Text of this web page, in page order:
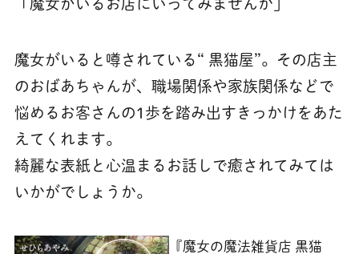
「魔女がいるお店にいってみませんか」
魔女がいると噂されている“ 黒猫屋”。その店主
のおばあちゃんが、職場関係や家族関係などで
悩めるお客さんの1歩を踏み出すきっかけをあた
えてくれます。
綺麗な表紙と心温まるお話しで癒されてみては
いかがでしょうか。
『魔女の魔法雑貨店 黒猫